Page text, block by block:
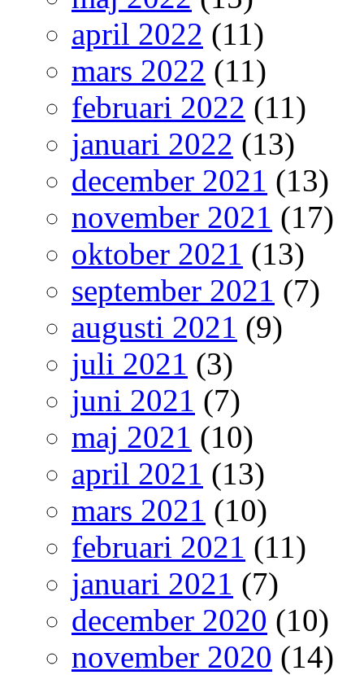
april 2022 (11)
mars 2022 (11)
februari 2022 (11)
januari 2022 (13)
december 2021 (13)
november 2021 (17)
oktober 2021 (13)
september 2021 (7)
augusti 2021 (9)
juli 2021 (3)
juni 2021 (7)
maj 2021 (10)
april 2021 (13)
mars 2021 (10)
februari 2021 (11)
januari 2021 (7)
december 2020 (10)
november 2020 (14)